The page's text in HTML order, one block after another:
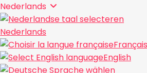
Nederlands
Nederlands
Français
English